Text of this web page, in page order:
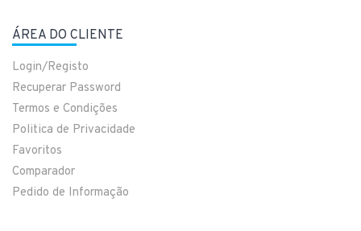
ÁREA DO CLIENTE
Login/Registo
Recuperar Password
Termos e Condições
Politica de Privacidade
Favoritos
Comparador
Pedido de Informação